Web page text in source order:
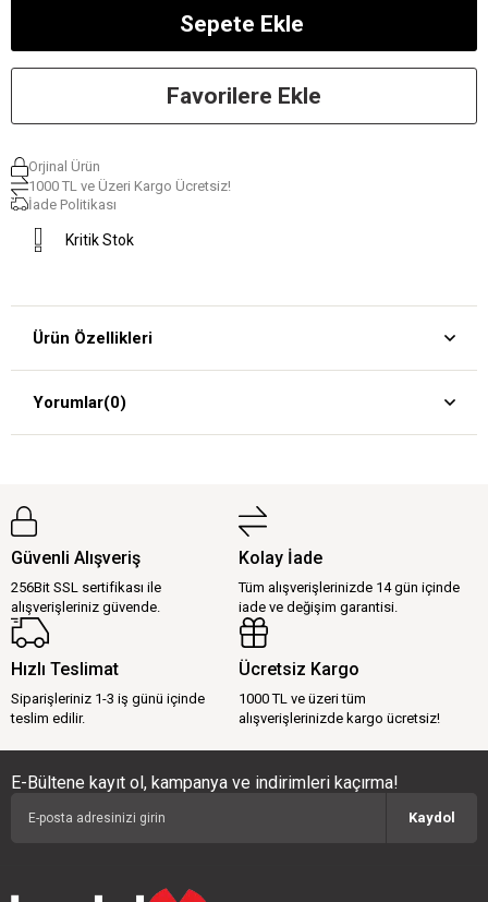
Favorilere Ekle
Orjinal Ürün
1000 TL ve Üzeri Kargo Ücretsiz!
İade Politikası
Kritik Stok
Ürün Özellikleri
Yorumlar(0)
Güvenli Alışveriş
256Bit SSL sertifikası ile
alışverişleriniz güvende.
Kolay İade
Tüm alışverişlerinizde 14 gün içinde
iade ve değişim garantisi.
Hızlı Teslimat
Siparişleriniz 1-3 iş günü içinde
teslim edilir.
Ücretsiz Kargo
1000 TL ve üzeri tüm
alışverişlerinizde kargo ücretsiz!
E-Bültene kayıt ol, kampanya ve indirimleri kaçırma!
Kaydol